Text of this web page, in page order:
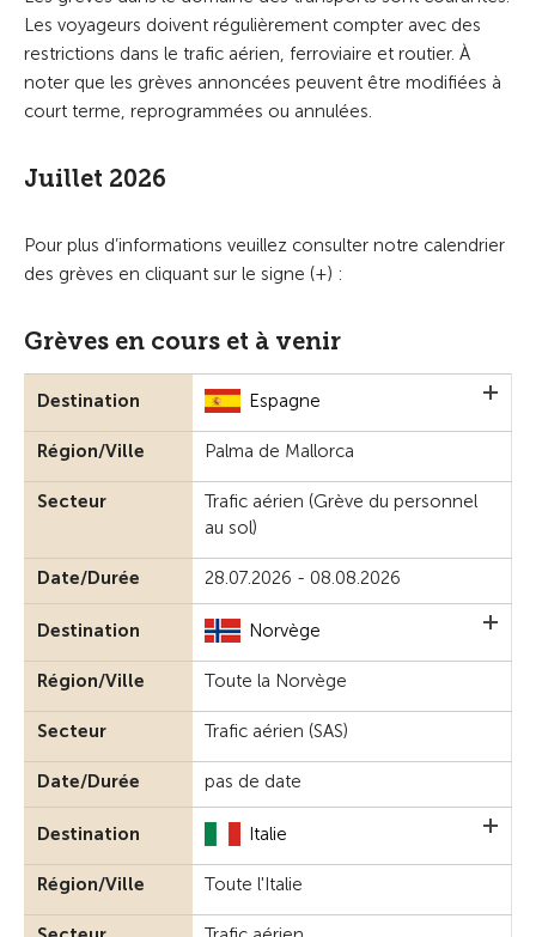
Les voyageurs doivent régulièrement compter avec des
restrictions dans le trafic aérien, ferroviaire et routier. À
noter que les grèves annoncées peuvent être modifiées à
court terme, reprogrammées ou annulées.
Juillet 2026
Pour plus d’informations veuillez consulter notre calendrier
des grèves en cliquant sur le signe (+) :
Grèves en cours et à venir
Destination Espagne
Région/Ville Palma de Mallorca
Secteur
Trafic aérien (Grève du personnel
au sol)
Date/Durée 28.07.2026 - 08.08.2026
Destination Norvège
Région/Ville Toute la Norvège
Secteur Trafic aérien (SAS)
Date/Durée pas de date
Destination Italie
Région/Ville Toute l'Italie